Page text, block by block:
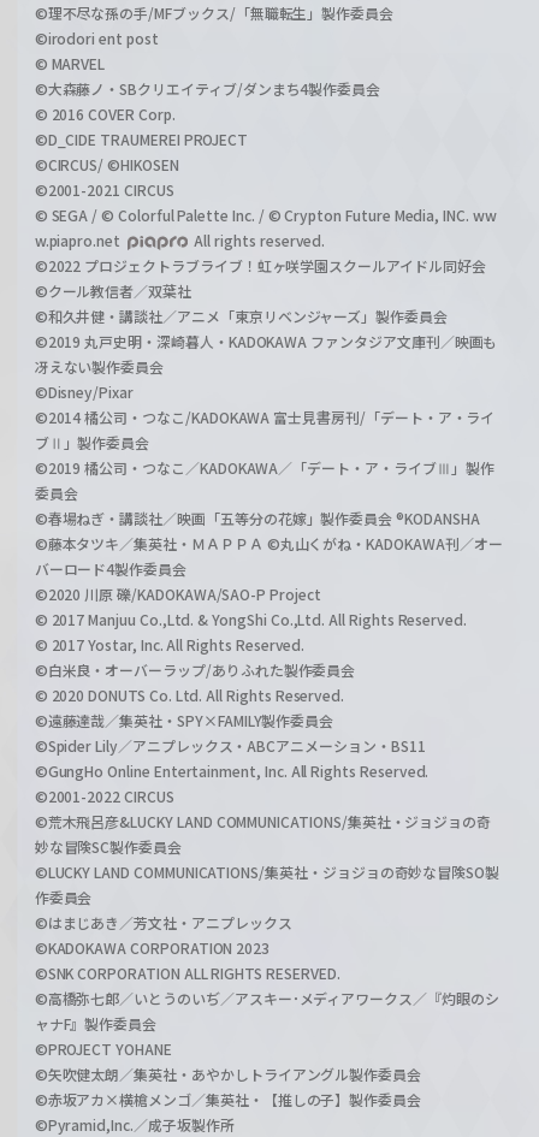
©理不尽な孫の手/MFブックス/「無職転生」製作委員会
©irodori ent post
© MARVEL
©大森藤ノ・SBクリエイティブ/ダンまち4製作委員会
© 2016 COVER Corp.
©D_CIDE TRAUMEREI PROJECT
©CIRCUS/ ©HIKOSEN
©2001-2021 CIRCUS
© SEGA / © Colorful Palette Inc. / © Crypton Future Media, INC. ww
w.piapro.net
All rights reserved.
©2022 プロジェクトラブライブ！虹ヶ咲学園スクールアイドル同好会
©クール教信者／双葉社
©和久井健・講談社／アニメ「東京リベンジャーズ」製作委員会
©2019 丸戸史明・深崎暮人・KADOKAWA ファンタジア文庫刊／映画も
冴えない製作委員会
©Disney/Pixar
©2014 橘公司・つなこ/KADOKAWA 富士見書房刊/「デート・ア・ライ
ブⅡ」製作委員会
©2019 橘公司・つなこ／KADOKAWA／「デート・ア・ライブⅢ」製作
委員会
©春場ねぎ・講談社／映画「五等分の花嫁」製作委員会 ®KODANSHA
©藤本タツキ／集英社・ＭＡＰＰＡ ©丸山くがね・KADOKAWA刊／オー
バーロード4製作委員会
©2020 川原 礫/KADOKAWA/SAO-P Project
© 2017 Manjuu Co.,Ltd. & YongShi Co.,Ltd. All Rights Reserved.
© 2017 Yostar, Inc. All Rights Reserved.
©白米良・オーバーラップ/ありふれた製作委員会
© 2020 DONUTS Co. Ltd. All Rights Reserved.
©遠藤達哉／集英社・SPY×FAMILY製作委員会
©Spider Lily／アニプレックス・ABCアニメーション・BS11
©GungHo Online Entertainment, Inc. All Rights Reserved.
©2001-2022 CIRCUS
©荒木飛呂彦&LUCKY LAND COMMUNICATIONS/集英社・ジョジョの奇
妙な冒険SC製作委員会
©LUCKY LAND COMMUNICATIONS/集英社・ジョジョの奇妙な冒険SO製
作委員会
©はまじあき／芳文社・アニプレックス
©KADOKAWA CORPORATION 2023
©SNK CORPORATION ALL RIGHTS RESERVED.
©高橋弥七郎／いとうのいぢ／アスキー･メディアワークス／『灼眼のシ
ャナF』製作委員会
©PROJECT YOHANE
©矢吹健太朗／集英社・あやかしトライアングル製作委員会
©赤坂アカ×横槍メンゴ／集英社・【推しの子】製作委員会
©Pyramid,Inc.／成子坂製作所